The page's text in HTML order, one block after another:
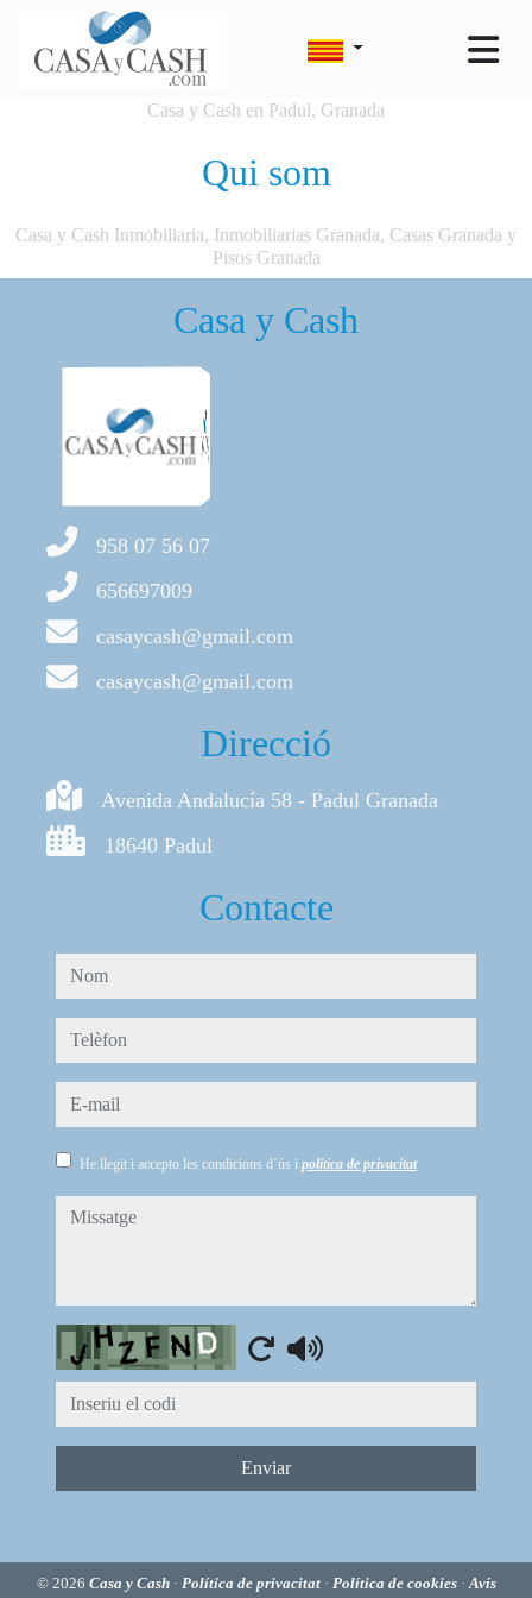
Casa y Cash en Padul, Granada
Qui som
Casa y Cash Inmobiliaria, Inmobiliarias Granada, Casas Granada y
Pisos Granada
Casa y Cash
958 07 56 07
656697009
casaycash@gmail.com
casaycash@gmail.com
Direcció
Avenida Andalucía 58 - Padul Granada
18640 Padul
Contacte
nom
telèfon
e-mail
He llegit i accepto les condicions d´ús i política de privacitat
missatge
Captcha
Enviar
© 2026 Casa y Cash · Política de privacitat · Política de cookies ·Avís